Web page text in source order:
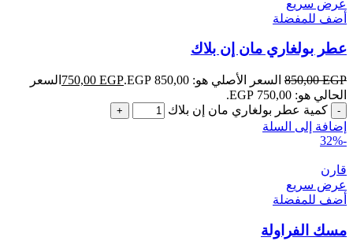
عرض سريع
أضف للمفضلة
عطر بولغاري مان إن بلاك
850,00EGP السعر الأصلي هو: 850,00 EGP. 750,00 EGP
السعر
الحالي هو: 750,00 EGP.
كمية عطر بولغاري مان إن بلاك
إضافة إلى السلة
-32%
قارن
عرض سريع
أضف للمفضلة
مسك الفراولة